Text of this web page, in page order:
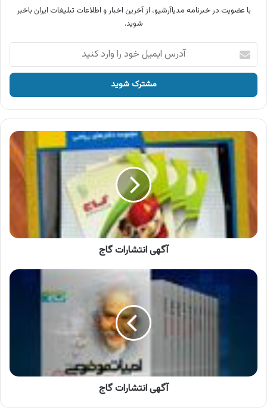
با عضویت در خبرنامه مدیاآرشیو، از آخرین اخبار و اطلاعات تبلیغات ایران باخبر
شوید.
آدرس
ایمیل
خود
وارد
کنید
آگهی
انتشارات
آگهی انتشارات گاج
آگهی
آگهی انتشارات گاج